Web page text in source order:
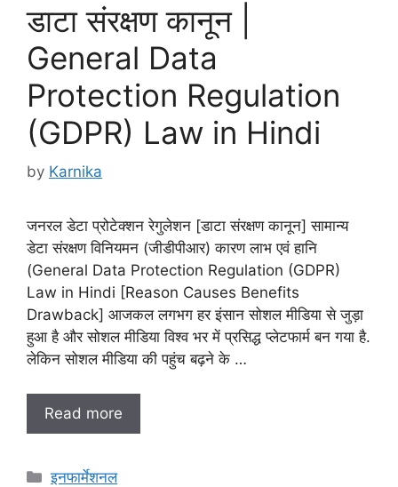
डाटा संरक्षण कानून |
General Data
Protection Regulation
(GDPR) Law in Hindi
by Karnika
जनरल डेटा प्रोटेक्शन रेगुलेशन [डाटा संरक्षण कानून] सामान्य
डेटा संरक्षण विनियमन (जीडीपीआर) कारण लाभ एवं हानि
(General Data Protection Regulation (GDPR)
Law in Hindi [Reason Causes Benefits
Drawback] आजकल लगभग हर इंसान सोशल मीडिया से जुड़ा
हुआ है और सोशल मीडिया विश्व भर में प्रसिद्ध प्लेटफार्म बन गया है.
लेकिन सोशल मीडिया की पहुंच बढ़ने के …
Read more
Categories
इनफार्मेशनल